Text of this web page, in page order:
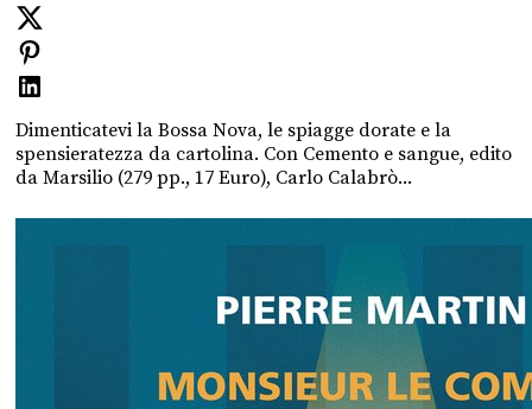
Dimenticatevi la Bossa Nova, le spiagge dorate e la
spensieratezza da cartolina. Con Cemento e sangue, edito
da Marsilio (279 pp., 17 Euro), Carlo Calabrò...